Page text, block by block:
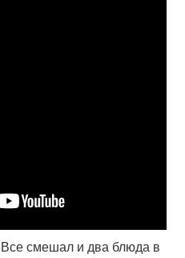
смешал и два блюда в